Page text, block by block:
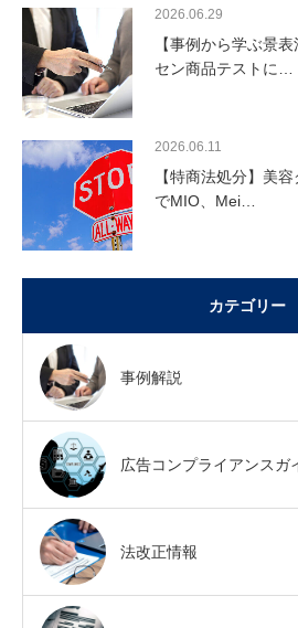
2026.06.29
【事例から学ぶ景
セン商品テストに…
2026.06.11
【特商法処分】美
でMIO、Mei…
カテゴリー
事例解説
広告コンプライアンスガ
法改正情報